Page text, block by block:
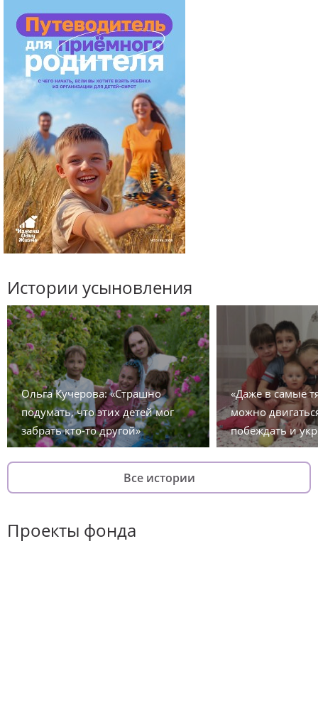
Истории усыновления
Ольга Кучерова: «Страшно
подумать, что этих детей мог
забрать кто-то другой»
«Даже в самые
можно
побеждать и
Все истории
Проекты фонда